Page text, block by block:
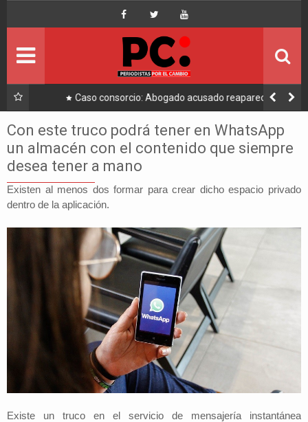
Caso consorcio: Abogado acusado reaparece y ratifica
su denuncia contra Coaquira
Con este truco podrá tener en WhatsApp
un almacén con el contenido que siempre
desea tener a mano
Existen al menos dos formar para crear dicho espacio privado
dentro de la aplicación.
Existe un truco en el servicio de mensajería instantánea
Portada
Ultimo
Economía
Mundo